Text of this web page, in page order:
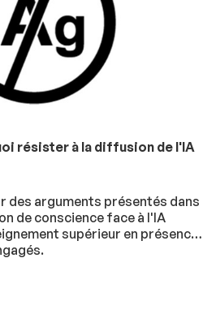
résister à la diffusion de l'IA
des arguments présentés dans
de conscience face à l'IA
supérieur en présence